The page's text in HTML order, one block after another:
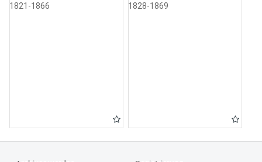
Domainen-
1821-1866
und
1828-1869